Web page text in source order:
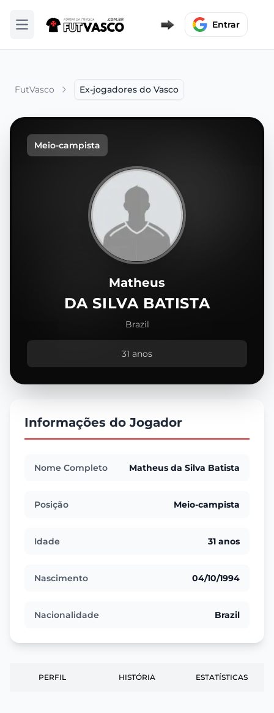
Abrir menu Entrar
FutVasco Ex-jogadores do Vasco
Meio-campista
Matheus
DA SILVA BATISTA
Brazil
31 anos
Informações do Jogador
Nome Completo Matheus da Silva Batista
Posição Meio-campista
Idade 31 anos
Nascimento 04/10/1994
Nacionalidade Brazil
PERFIL HISTÓRIA ESTATÍSTICAS